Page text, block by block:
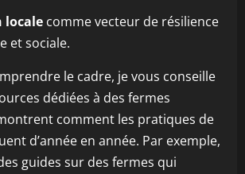
locale comme vecteur de résilience
et sociale.
le cadre, je vous conseille
dédiées à des fermes
comment les pratiques de
d’année en année. Par exemple,
guides sur des fermes qui